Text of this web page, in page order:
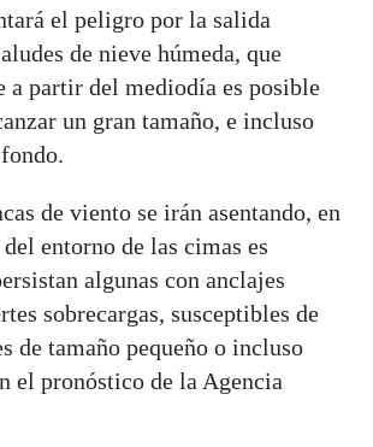
el peligro por la salida
de nieve húmeda, que
a partir del mediodía es posible
un gran tamaño, e incluso
de viento se irán asentando, en
entorno de las cimas es
algunas con anclajes
sobrecargas, susceptibles de
de tamaño pequeño o incluso
el pronóstico de la Agencia